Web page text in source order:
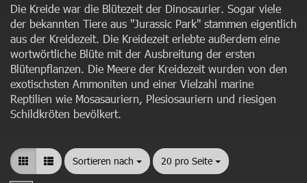
Die Kreide war die Blütezeit der Dinosaurier. Sogar viele
der bekannten Tiere aus "Jurassic Park" stammen eigentlich
aus der Kreidezeit. Die Kreidezeit erlebte außerdem eine
wortwörtliche Blüte mit der Ausbreitung der ersten
Blütenpflanzen. Die Meere der Kreidezeit wurden von den
exotischsten Ammoniten und einer Vielzahl marine
Reptilien wie Mosasauriern, Plesiosauriern und riesigen
Schildkröten bevölkert.
Sortieren nach
Sortieren nach 20 pro Seite
pro Seite